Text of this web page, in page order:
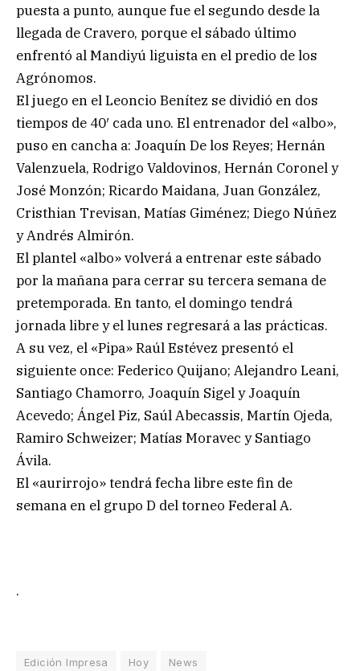
puesta a punto, aunque fue el segundo desde la
llegada de Cravero, porque el sábado último
enfrentó al Mandiyú liguista en el predio de los
Agrónomos.
El juego en el Leoncio Benítez se dividió en dos
tiempos de 40′ cada uno. El entrenador del «albo»,
puso en cancha a: Joaquín De los Reyes; Hernán
Valenzuela, Rodrigo Valdovinos, Hernán Coronel y
José Monzón; Ricardo Maidana, Juan González,
Cristhian Trevisan, Matías Giménez; Diego Núñez
y Andrés Almirón.
El plantel «albo» volverá a entrenar este sábado
por la mañana para cerrar su tercera semana de
pretemporada. En tanto, el domingo tendrá
jornada libre y el lunes regresará a las prácticas.
A su vez, el «Pipa» Raúl Estévez presentó el
siguiente once: Federico Quijano; Alejandro Leani,
Santiago Chamorro, Joaquín Sigel y Joaquín
Acevedo; Ángel Piz, Saúl Abecassis, Martín Ojeda,
Ramiro Schweizer; Matías Moravec y Santiago
Ávila.
El «aurirrojo» tendrá fecha libre este fin de
semana en el grupo D del torneo Federal A.
.
Edición Impresa Hoy News